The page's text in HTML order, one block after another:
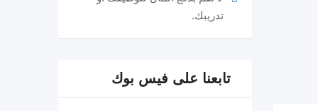
تدريبك.
تابعنا على فيس بوك